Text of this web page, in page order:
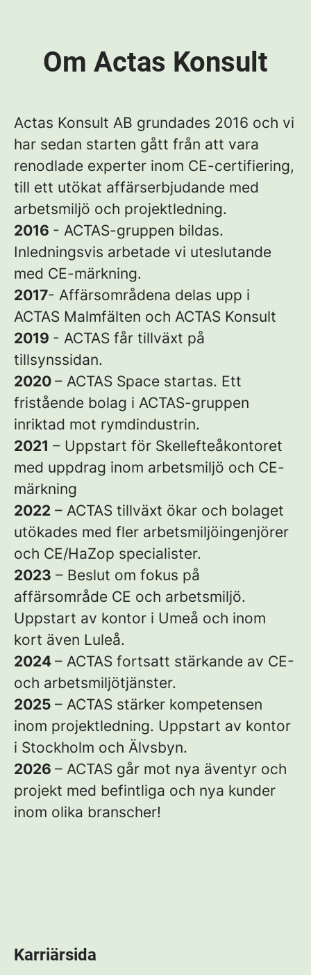
Om Actas Konsult
Actas Konsult AB grundades 2016 och vi
har sedan starten gått från att vara
renodlade experter inom CE-certifiering,
till ett utökat affärserbjudande med
arbetsmiljö och projektledning.
2016 - ACTAS-gruppen bildas.
Inledningsvis arbetade vi uteslutande
med CE-märkning.
2017- Affärsområdena delas upp i
ACTAS Malmfälten och ACTAS Konsult
2019 - ACTAS får tillväxt på
tillsynssidan.
2020 – ACTAS Space startas. Ett
fristående bolag i ACTAS-gruppen
inriktad mot rymdindustrin.
2021 – Uppstart för Skellefteåkontoret
med uppdrag inom arbetsmiljö och CE-
märkning
2022 – ACTAS tillväxt ökar och bolaget
utökades med fler arbetsmiljöingenjörer
och CE/HaZop specialister.
2023 – Beslut om fokus på
affärsområde CE och arbetsmiljö.
Uppstart av kontor i Umeå och inom
kort även Luleå.
2024 – ACTAS fortsatt stärkande av CE-
och arbetsmiljötjänster.
2025 – ACTAS stärker kompetensen
inom projektledning. Uppstart av kontor
i Stockholm och Älvsbyn.
2026 – ACTAS går mot nya äventyr och
projekt med befintliga och nya kunder
inom olika branscher!
Karriärsida